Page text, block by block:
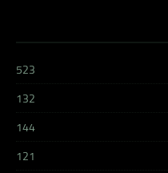
523
132
144
121